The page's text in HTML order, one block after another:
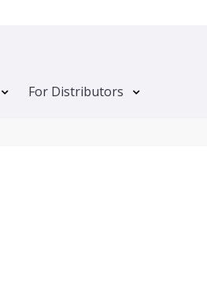
For Distributors